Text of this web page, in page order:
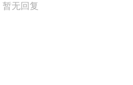
暂无回复